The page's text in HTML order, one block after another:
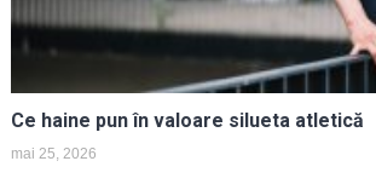
Ce haine pun în valoare silueta atletică
mai 25, 2026